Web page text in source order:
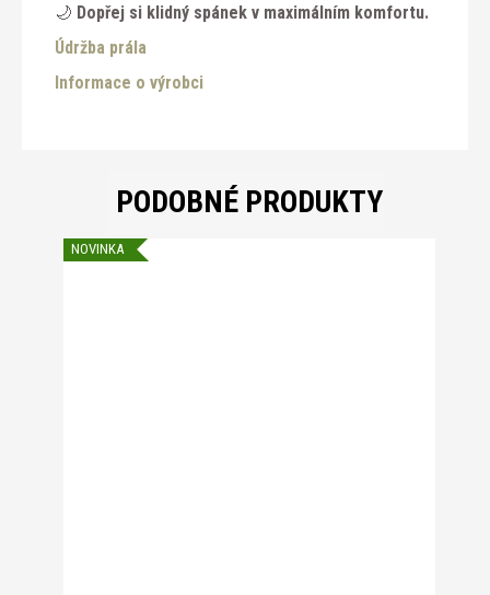
🌙 Dopřej si klidný spánek v maximálním komfortu.
Údržba prála
Informace o výrobci
PODOBNÉ PRODUKTY
NOVINKA